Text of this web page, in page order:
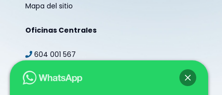
Mapa del sitio
Oficinas Centrales
604 001 567